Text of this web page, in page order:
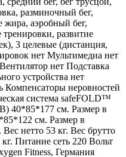
разминочный бег,
жира, аэробный бег,
тренировки, развитие
3 целевые (дистанция,
нет Мультимедиа нет
нет Подставка
устройства нет
Компенсаторы неровностей
система safeFOLD™
40*85*177 см. Размер в
см. Размер в
нетто 53 кг. Вес брутто
Питание сеть 220 Вольт
Fitness, Германия